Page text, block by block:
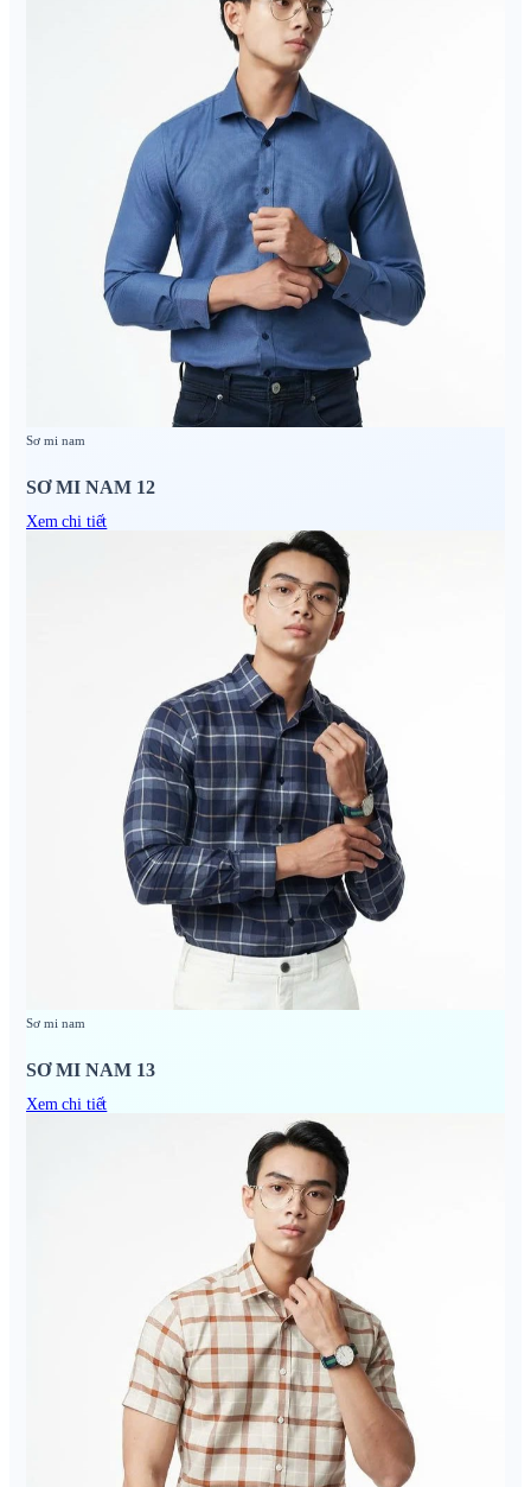
Sơ mi nam
SƠ MI NAM 12
Xem chi tiết
Sơ mi nam
SƠ MI NAM 13
Xem chi tiết